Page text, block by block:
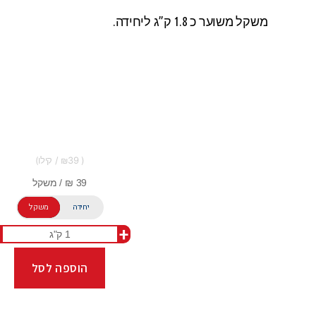
משקל משוער כ 1.8 ק”ג ליחידה.
39
משקל יחידה
+
הוספה לסל